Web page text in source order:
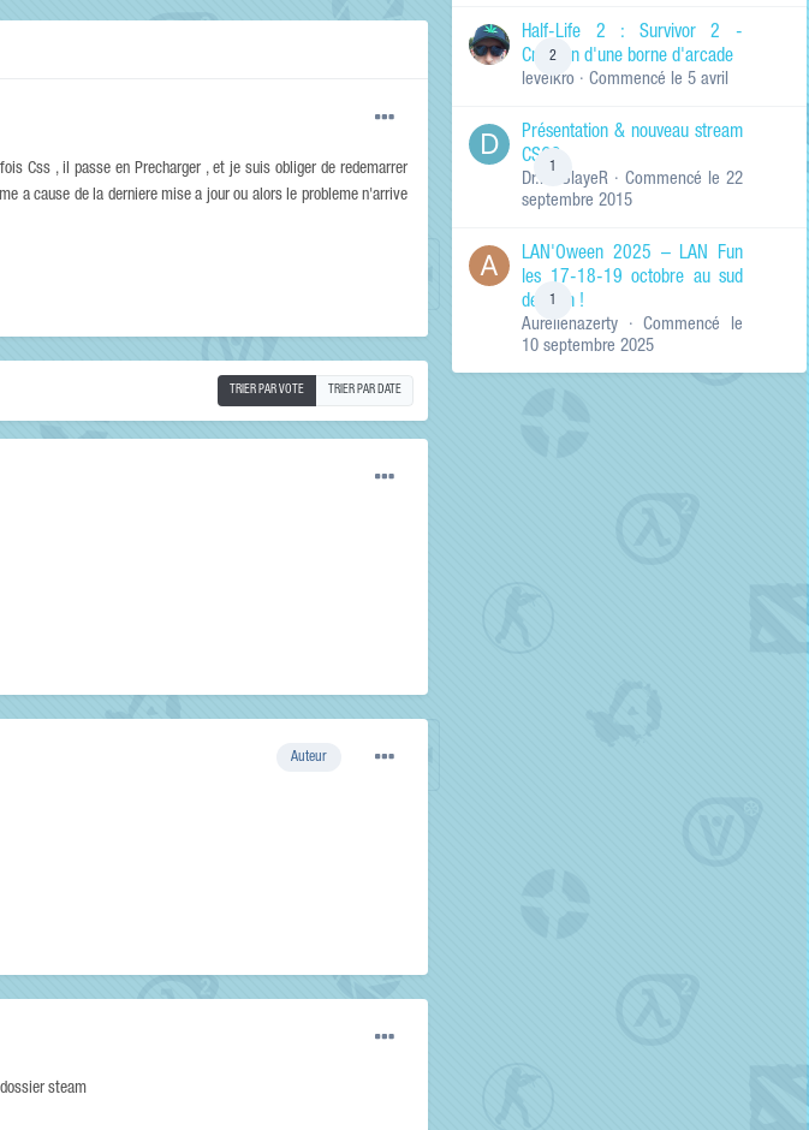
RECHERCHER LES
Titres et corps
Titres des
uniquement
Css , il passe en Precharger , et je suis obliger de redemarrer
a cause de la derniere mise a jour ou alors le probleme n'arrive
TRIER PAR VOTE TRIER PAR DATE
Auteur
steam
2
Half-Life 2 : Survivor 2 -
Création d'une borne d'arcade
levelkro · Commencé le 5 avril
1
Présentation & nouveau stream
CSGO
Dr.KinSlayeR · Commencé le 22
septembre 2015
1
LAN'Oween 2025 – LAN Fun
les 17-18-19 octobre au sud
de Lyon !
Aurelienazerty · Commencé le
10 septembre 2025